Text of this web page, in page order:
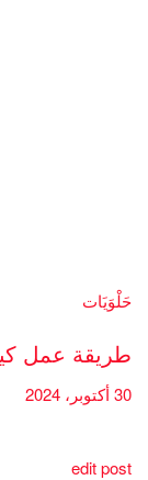
حَلْوَيَات
طريقة عمل
30 أكتوبر، 2024
edit post